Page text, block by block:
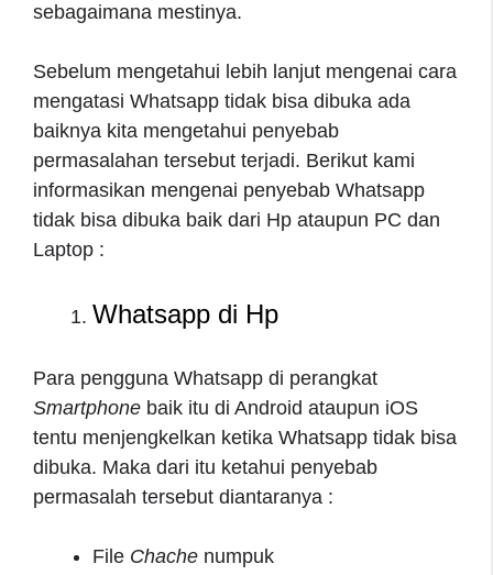
sebagaimana mestinya.
Sebelum mengetahui lebih lanjut mengenai cara
mengatasi Whatsapp tidak bisa dibuka ada
baiknya kita mengetahui penyebab
permasalahan tersebut terjadi. Berikut kami
informasikan mengenai penyebab Whatsapp
tidak bisa dibuka baik dari Hp ataupun PC dan
Laptop :
Whatsapp di Hp
Para pengguna Whatsapp di perangkat
Smartphone baik itu di Android ataupun iOS
tentu menjengkelkan ketika Whatsapp tidak bisa
dibuka. Maka dari itu ketahui penyebab
permasalah tersebut diantaranya :
File Chache numpuk